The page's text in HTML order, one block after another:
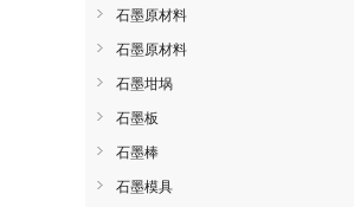
石墨原材料
石墨原材料
石墨坩埚
石墨板
石墨棒
石墨模具